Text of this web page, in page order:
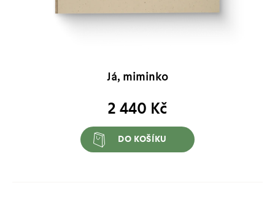
Já, miminko
2 440 Kč
DO KOŠÍKU